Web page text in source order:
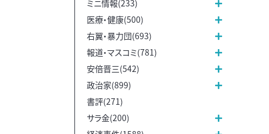
ミニ情報(233)
医療・健康(500)
右翼・暴力団(693)
報道・マスコミ(781)
安倍晋三(542)
政治家(899)
書評(271)
サラ金(200)